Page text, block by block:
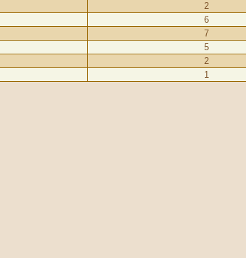
2
6
7
5
2
1